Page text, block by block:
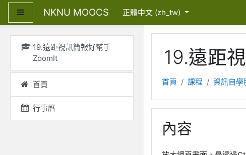
NKNU MOOCS 正體中文 ‎(zh_tw)‎
19.遠距視訊簡報好幫手
ZoomIt
首頁
行事曆
19.遠距
首頁 課程 資訊自學
內容